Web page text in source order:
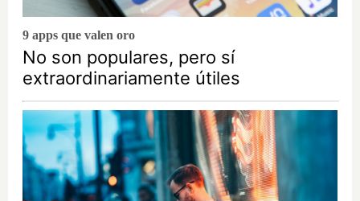
9 apps que valen oro
No son populares, pero sí
extraordinariamente útiles